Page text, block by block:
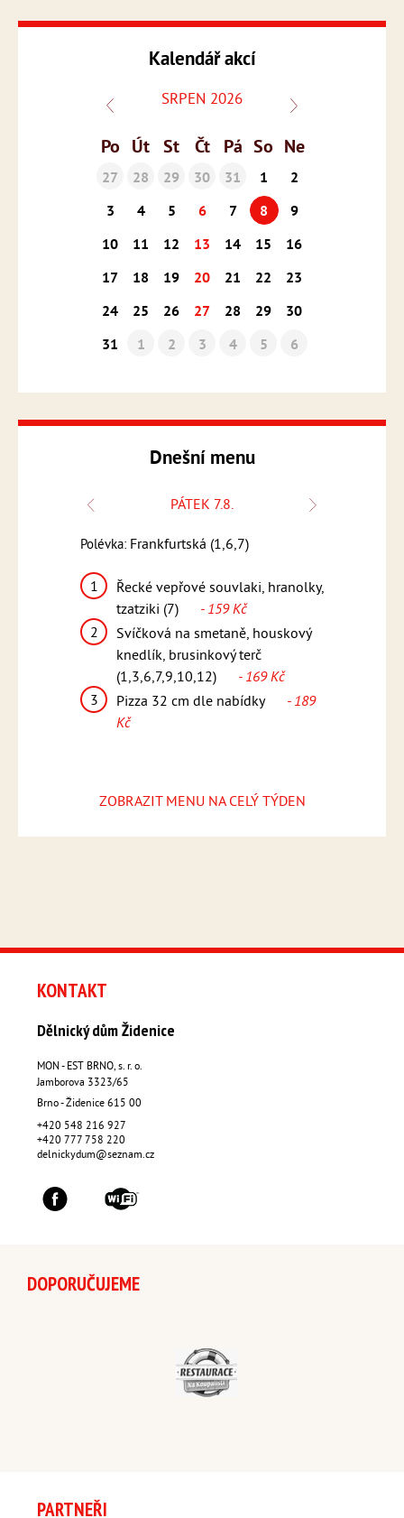
Kalendář akcí
SRPEN 2026
Po Út St Čt Pá So Ne
27 28 29 30 31 1
2
3
4 5 6 7 8
9
10
11 12 13 14 15
16
17
18 19 20 21 22
23
24
25 26 27 28 29
30
31
1 2 3 4 5 6
Dnešní menu
PÁTEK 7.8.
Polévka: Frankfurtská (1,6,7)
1
Řecké vepřové souvlaki, hranolky,
tzatziki (7)
- 159 Kč
2
Svíčková na smetaně, houskový
knedlík, brusinkový terč
(1,3,6,7,9,10,12)
- 169 Kč
3
Pizza 32 cm dle nabídky
- 189
Kč
ZOBRAZIT MENU NA CELÝ TÝDEN
KONTAKT
Dělnický dům Židenice
MON - EST BRNO, s. r. o.
Jamborova 3323/65
Brno - Židenice 615 00
+420 548 216 927
+420 777 758 220
delnickydum@seznam.cz
DOPORUČUJEME
PARTNEŘI